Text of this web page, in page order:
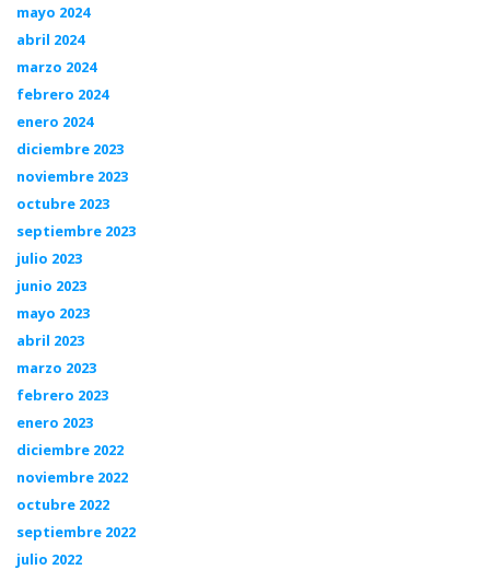
mayo 2024
abril 2024
marzo 2024
febrero 2024
enero 2024
diciembre 2023
noviembre 2023
octubre 2023
septiembre 2023
julio 2023
junio 2023
mayo 2023
abril 2023
marzo 2023
febrero 2023
enero 2023
diciembre 2022
noviembre 2022
octubre 2022
septiembre 2022
julio 2022